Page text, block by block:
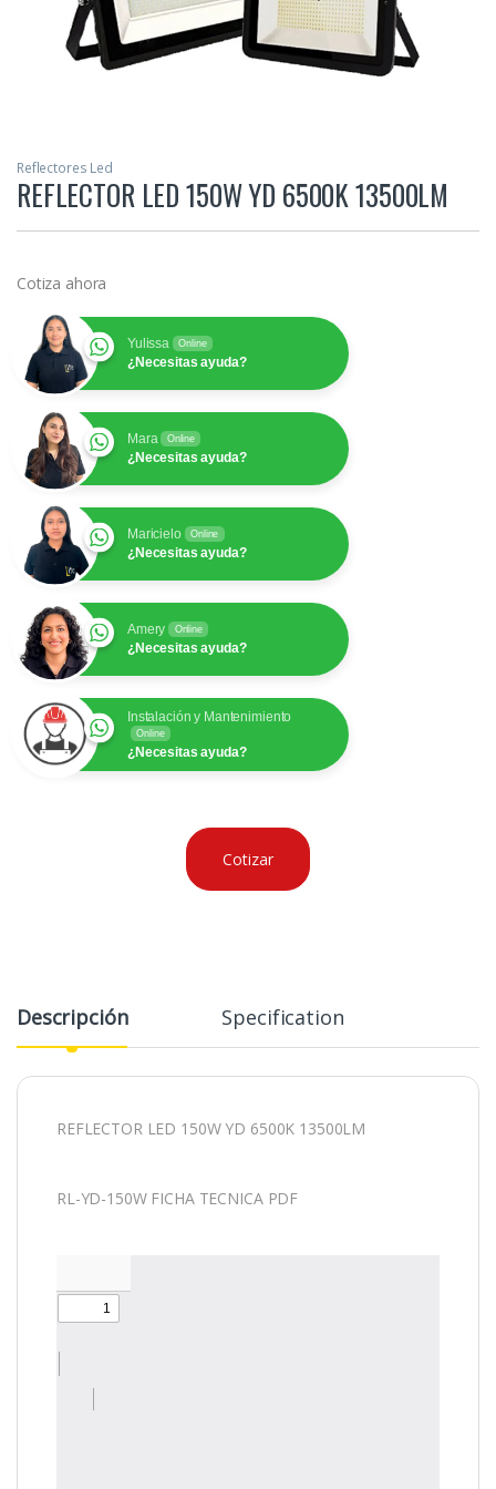
Reflectores Led
REFLECTOR LED 150W YD 6500K 13500LM
Cotiza ahora
Yulissa Online
¿Necesitas ayuda?
Mara Online
¿Necesitas ayuda?
Maricielo Online
¿Necesitas ayuda?
Amery Online
¿Necesitas ayuda?
Instalación y Mantenimiento
Online
¿Necesitas ayuda?
Cotizar
Descripción Specification
REFLECTOR LED 150W YD 6500K 13500LM
RL-YD-150W FICHA TECNICA PDF